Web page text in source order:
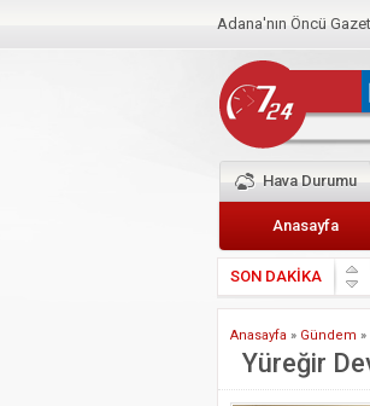
Adana'nın Öncü
Hava Durumu
Anasayfa
SON DAKİKA
Anasayfa » Gündem »
Yüreğir